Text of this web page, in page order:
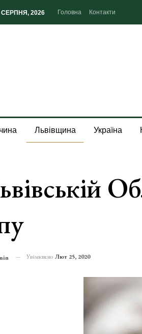
СЕРПНЯ, 2026 Головна Контакти
Львівщина Україна
Увімкнено Лют 25, 2020